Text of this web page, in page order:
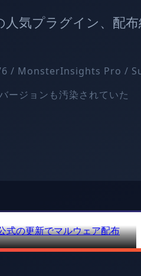
式の更新でマルウェア配布